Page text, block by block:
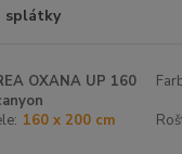
splátky
OXANA UP 160
160 x 200 cm